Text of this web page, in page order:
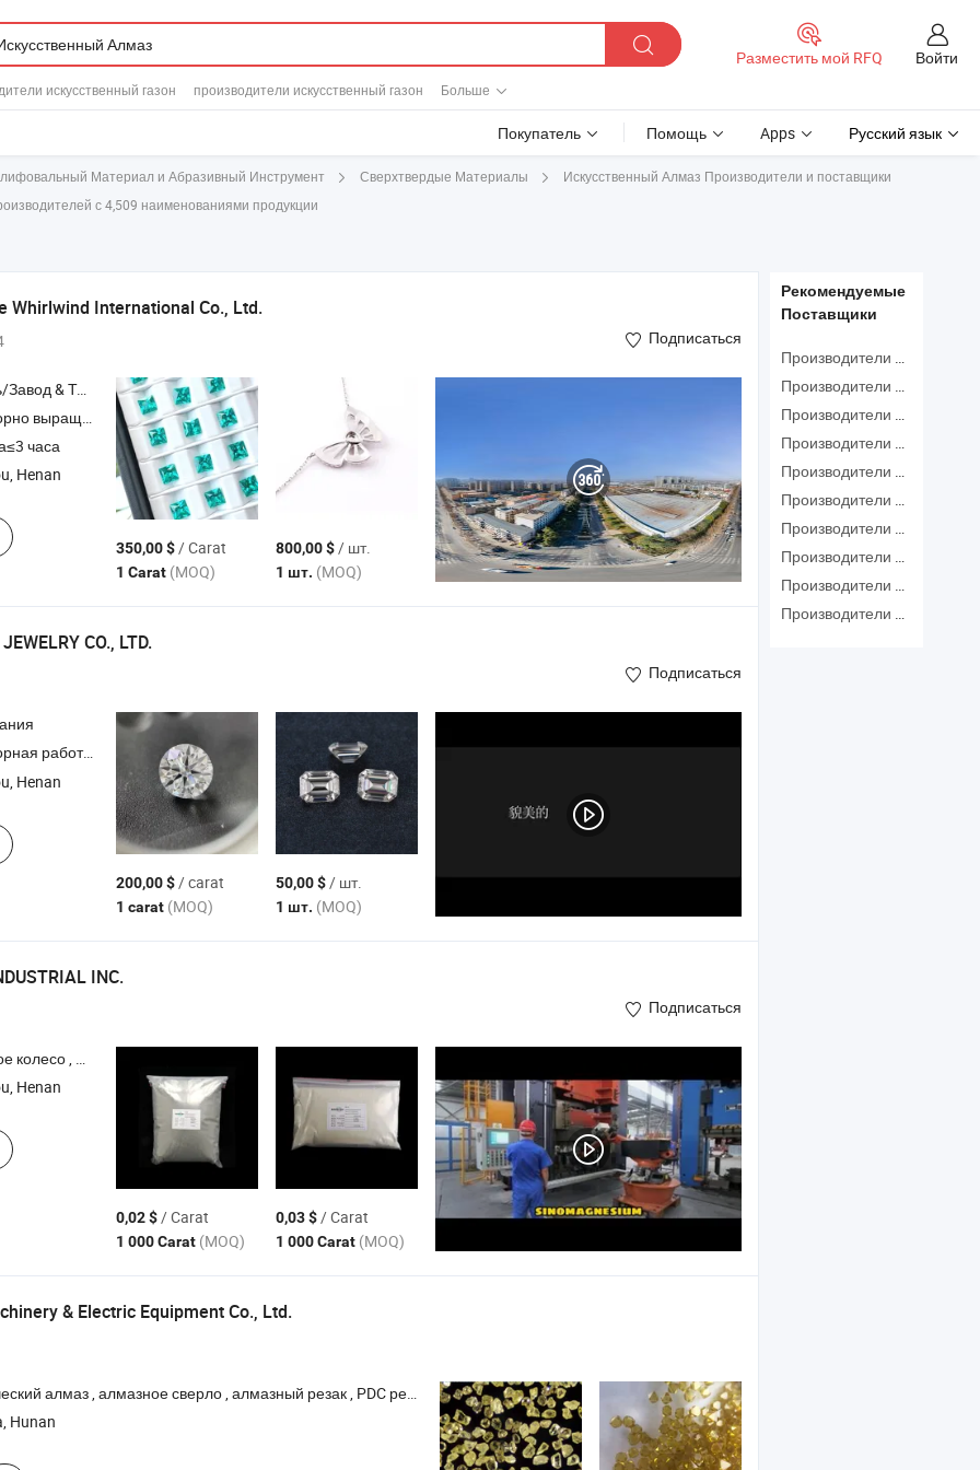
искусственный газон производители искусственный газон Больше
Разместить мой RFQ Войти
Покупатель Помощь Apps Русский язык
Материал и Абразивный Инструмент Сверхтвердые Материалы Искусственный Алмаз Производители и поставщики
с 4,509 наименованиями продукции
Whirlwind International Co., Ltd.
Подписаться
Компания
алмаз
часа
Henan
350,00 $/ Carat
1 Carat (MOQ)
800,00 $/ шт.
1 шт. (MOQ)
CO., LTD.
Подписаться
возросло
Diamond кольцо , Lab возросло Diamond, LabDiamondсерьги , Lab возрослоDiamond
Henan
200,00 $/ carat
1 carat (MOQ)
50,00 $/ шт.
1 шт. (MOQ)
INC.
Подписаться
, катодная защита , магниевый литье под давлением
Henan
0,02 $/ Carat
1 000 Carat (MOQ)
0,03 $/ Carat
1 000 Carat (MOQ)
& Electric Equipment Co., Ltd.
алмаз , алмазное сверло , алмазный резак , PDC резцы
Hunan
Рекомендуемые
Поставщики
Производители Сегментированный Алмазный Диск
Производители Искусственная Роза
Производители Ручные Искусственные Цветы
Производители Стекло
Производители Мрамор
Производители Стеклянный Камень
Производители Искусственный Камень
Производители Мраморные Плиты
Производители Поддон Для Душа
Производители Искусственные Каменные Плиты